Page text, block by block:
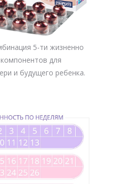
5-ти жизненно
для
и будущего ребенка.